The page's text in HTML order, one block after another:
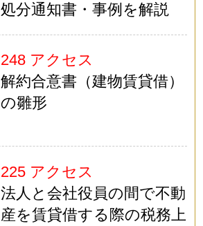
処分通知書・事例を解説
248 アクセス
解約合意書（建物賃貸借）
の雛形
225 アクセス
法人と会社役員の間で不動
産を賃貸借する際の税務上